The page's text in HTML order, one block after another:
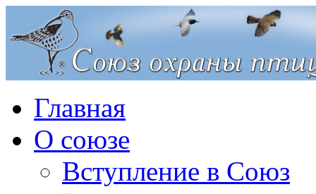
Главная
О союзе
Вступление в Союз